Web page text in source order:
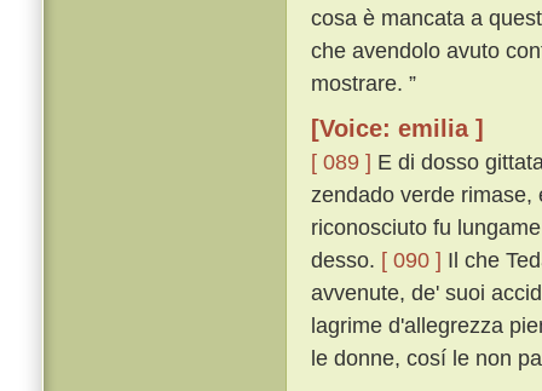
cosa è mancata a
che avendolo avuto
mostrare. ”
[Voice: emilia ]
[ 089 ] E di dosso
zendado verde
riconosciuto fu
desso. [ 090 ] Il che
avvenute, de' suoi
lagrime d'allegrezza
le donne, cosí le non